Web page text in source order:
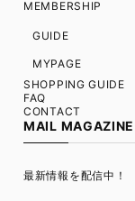
MEMBERSHIP
GUIDE
MYPAGE
SHOPPING GUIDE
FAQ
CONTACT
MAIL MAGAZINE
最新情報を配信中！